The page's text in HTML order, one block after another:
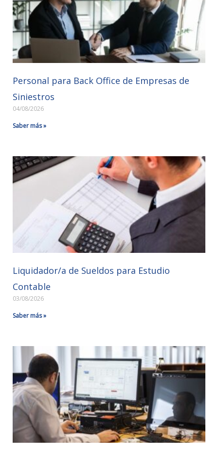
Personal para Back Office de Empresas de
Siniestros
04/08/2026
Saber más »
Liquidador/a de Sueldos para Estudio
Contable
03/08/2026
Saber más »